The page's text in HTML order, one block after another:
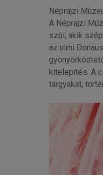
Néprajzi
A Néprajzi
szól, akik
az ulmi
kitelepítés. A
tárgyakat,